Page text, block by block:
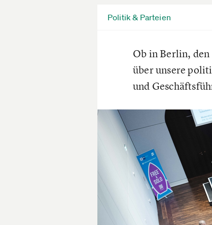
Politik & Parteien
Ob in Berlin,
über unsere
und